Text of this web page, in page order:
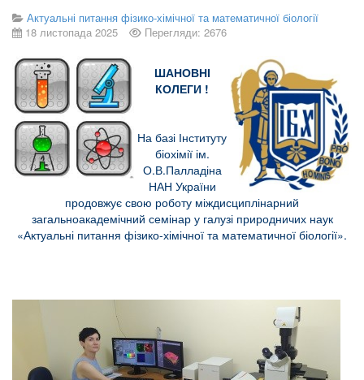
Актуальні питання фізико-хімічної та математичної біології
18 листопада 2025
Перегляди: 2676
ШАНОВНІ
КОЛЕГИ !
На базі Інституту
біохімії ім.
О.В.Палладіна
НАН України
продовжує свою роботу міждисциплінарний
загальноакадемічний семінар у галузі природничих наук
«Актуальні питання фізико-хімічної та математичної біології».